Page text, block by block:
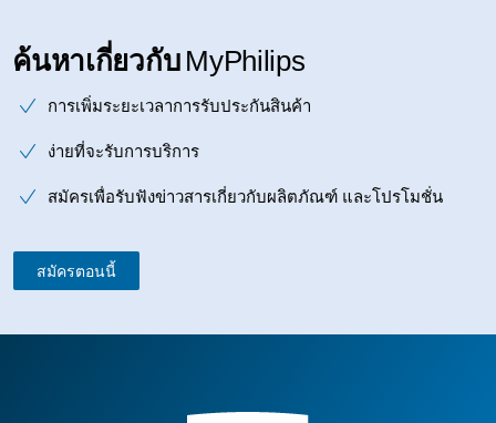
ค้นหาเกี่ยวกับ MyPhilips
การเพิ่มระยะเวลาการรับประกันสินค้า
ง่ายที่จะรับการบริการ
สมัครเพื่อรับฟังข่าวสารเกี่ยวกับผลิตภัณฑ์ และโปรโมชั่น
สมัครตอนนี้